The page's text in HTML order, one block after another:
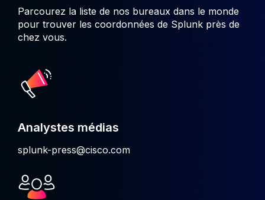
Parcourez la liste de nos bureaux dans le monde
pour trouver les coordonnées de Splunk près de
chez vous.
Analystes médias
splunk-press@cisco.com